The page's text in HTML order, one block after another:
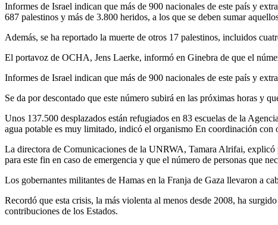
Informes de Israel indican que más de 900 nacionales de este país y
687 palestinos y más de 3.800 heridos, a los que se deben sumar
Además, se ha reportado la muerte de otros 17 palestinos, incluidos
El portavoz de OCHA, Jens Laerke, informó en Ginebra de que el
Informes de Israel indican que más de 900 nacionales de este país y
Se da por descontado que este número subirá en las próximas horas y
Unos 137.500 desplazados están refugiados en 83 escuelas de la
agua potable es muy limitado, indicó el organismo En coordinación
La directora de Comunicaciones de la UNRWA, Tamara Alrifai, explicó
para este fin en caso de emergencia y que el número de personas que
Los gobernantes militantes de Hamas en la Franja de Gaza llevaron a
Recordó que esta crisis, la más violenta al menos desde 2008, ha
contribuciones de los Estados.